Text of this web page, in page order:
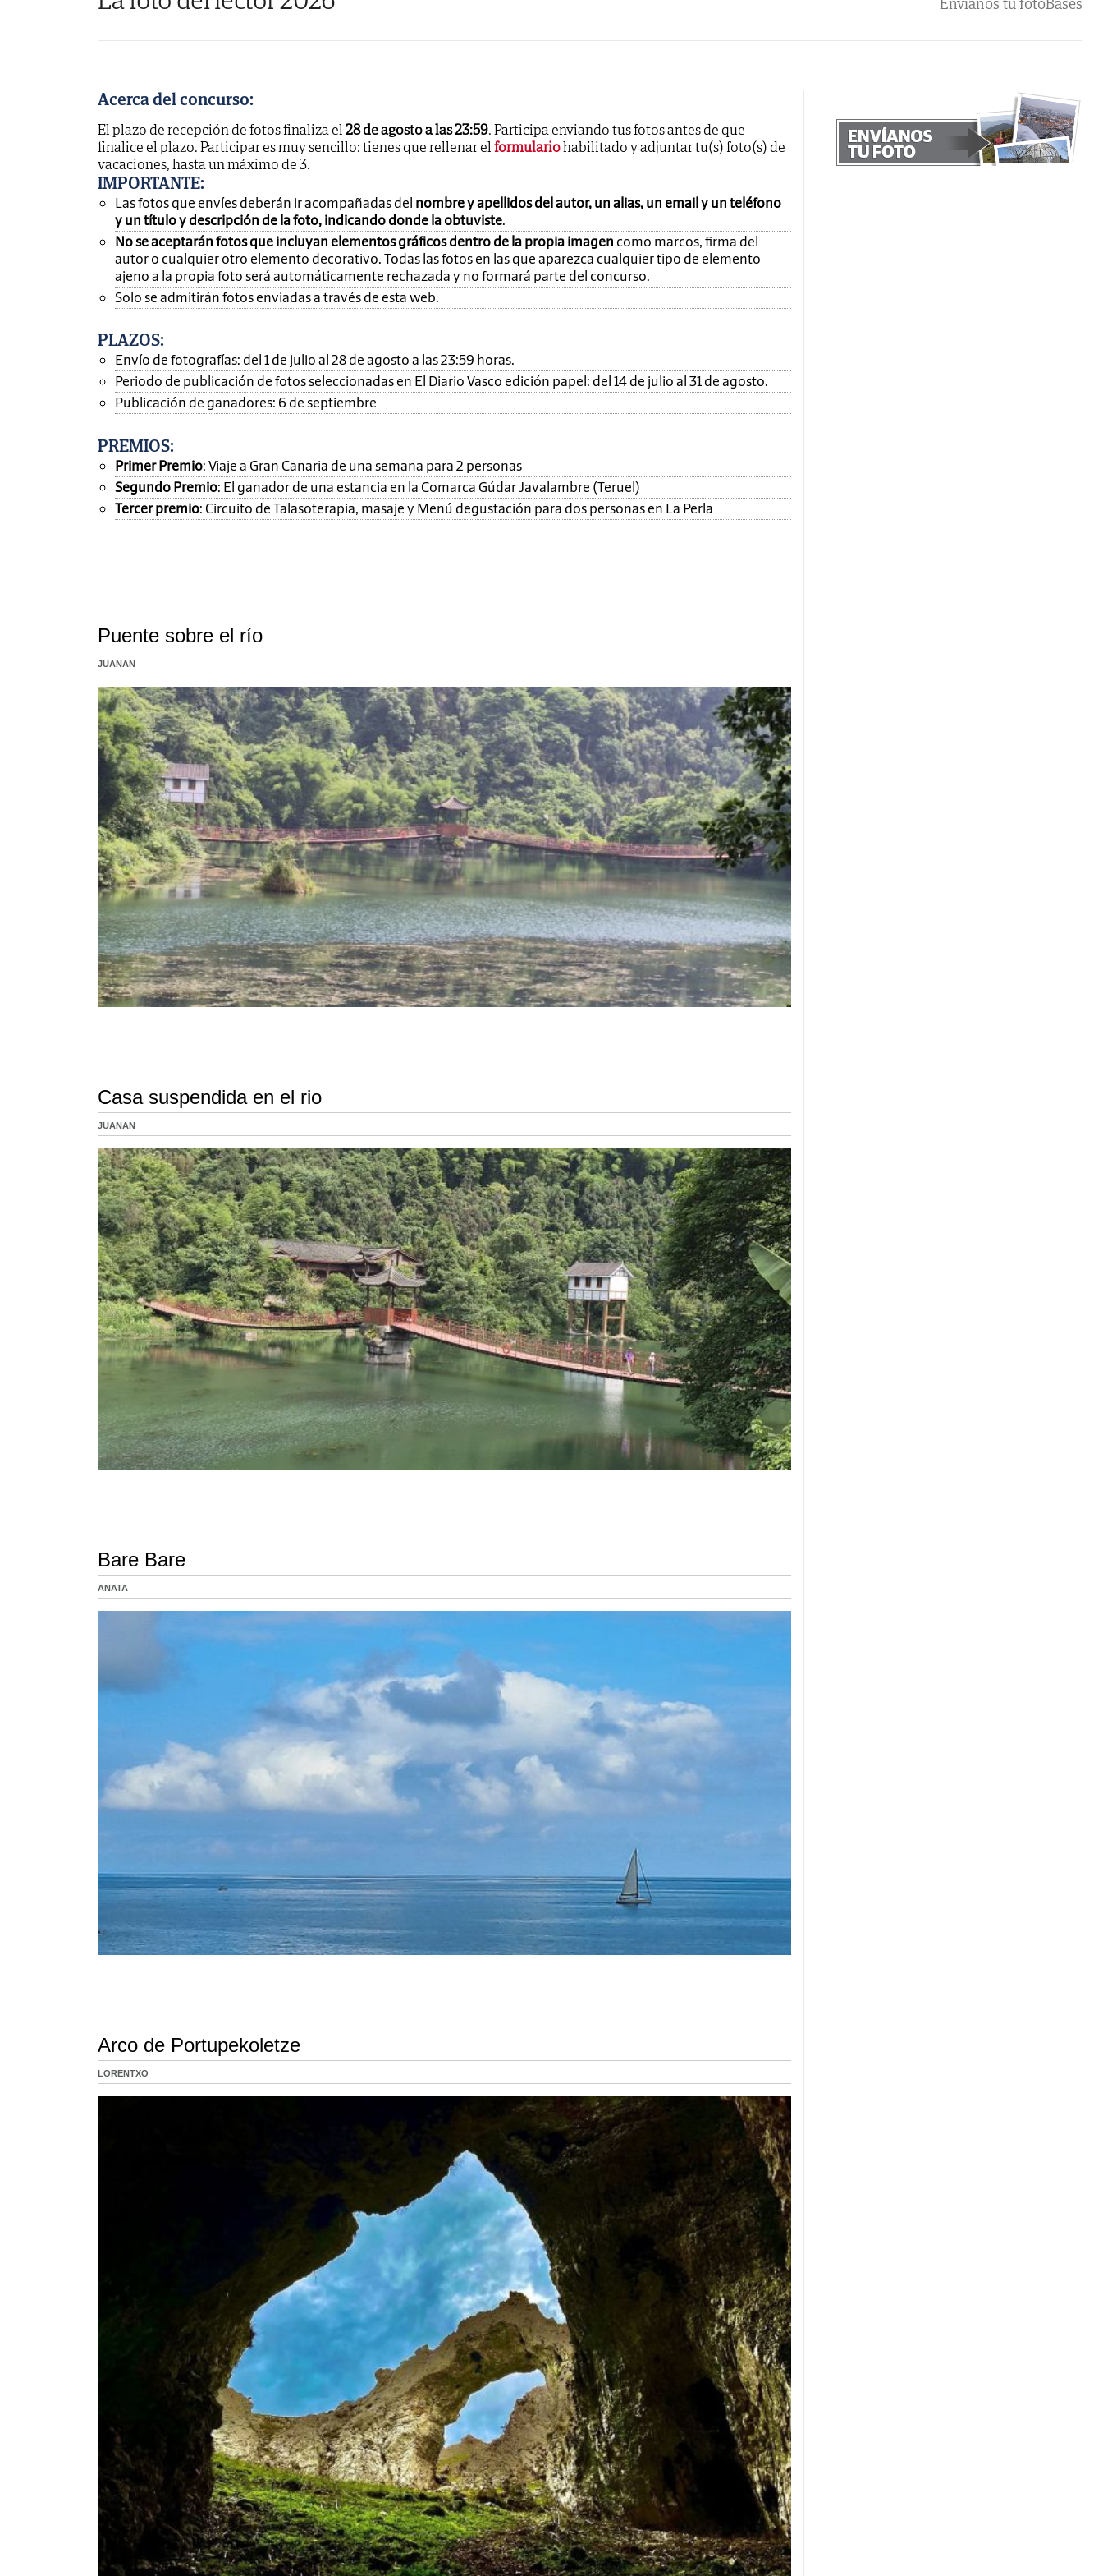
Envíanos tu fotoBases
Acerca del concurso:
El plazo de recepción de fotos finaliza el28 de agosto a las 23:59. Participa enviando tus fotos antes de que
finalice el plazo. Participar es muy sencillo: tienes que rellenar elformulariohabilitado y adjuntar tu(s) foto(s) de
vacaciones, hasta un máximo de 3.
IMPORTANTE:
Las fotos que envíes deberán ir acompañadas del nombre y apellidos del autor, un alias, un email y un teléfono
y un título y descripción de la foto, indicando donde la obtuviste.
No se aceptarán fotos que incluyan elementos gráficos dentro de la propia imagen como marcos, firma del
autor o cualquier otro elemento decorativo. Todas las fotos en las que aparezca cualquier tipo de elemento
ajeno a la propia foto será automáticamente rechazada y no formará parte del concurso.
Solo se admitirán fotos enviadas a través de esta web.
PLAZOS:
Envío de fotografías: del 1 de julio al 28 de agosto a las 23:59 horas.
Periodo de publicación de fotos seleccionadas en El Diario Vasco edición papel: del 14 de julio al 31 de agosto.
Publicación de ganadores: 6 de septiembre
PREMIOS:
Primer Premio: Viaje a Gran Canaria de una semana para 2 personas
Segundo Premio: El ganador de una estancia en la Comarca Gúdar Javalambre (Teruel)
Tercer premio: Circuito de Talasoterapia, masaje y Menú degustación para dos personas en La Perla
Puente sobre el río
JUANAN
Casa suspendida en el rio
JUANAN
Bare Bare
ANATA
Arco de Portupekoletze
LORENTXO